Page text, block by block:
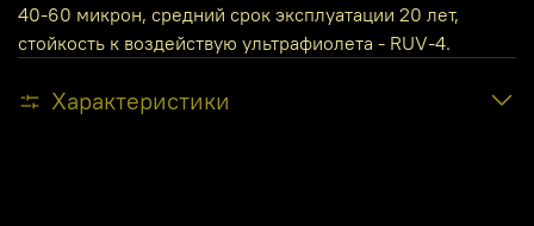
40-60 микрон, средний срок эксплуатации 20 лет,
стойкость к воздействую ультрафиолета - RUV-4.
Характеристики